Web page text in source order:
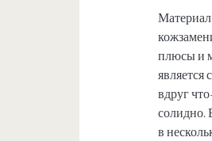
плюсы и
является
вдруг
солидно.
в